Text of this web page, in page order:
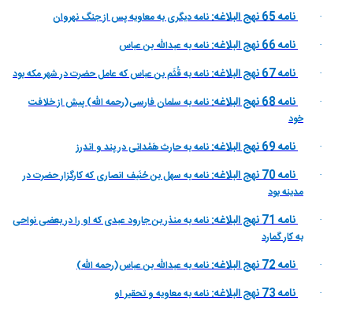
· نامه 65 نهج البلاغه: نامه ديگرى به معاويه پس از جنگ نهروان
· نامه 66 نهج البلاغه: نامه به عبداللّه بن عباس
· نامه 67 نهج البلاغه: نامه به قُثَم بن عباس كه عامل حضرت در شهر مكه بود
· نامه 68 نهج البلاغه:
نامه به سلمان فارسى(رحمه الله) پيش از خلافت
خود
· نامه 69 نهج البلاغه: نامه به حارث هَمْدانى در پند و اندرز
· نامه 70 نهج البلاغه:
نامه به سهل بن حُنَيف انصارى كه كارگزار حضرت در
مدينه بود
· نامه 71 نهج البلاغه:
نامه به منذر بن جارود عبدى كه او را در بعضى نواحى
به كار گمارد
· نامه 72 نهج البلاغه: نامه به عبداللّه بن عباس(رحمه الله)
· نامه 73 نهج البلاغه: نامه به معاويه و تحقير او